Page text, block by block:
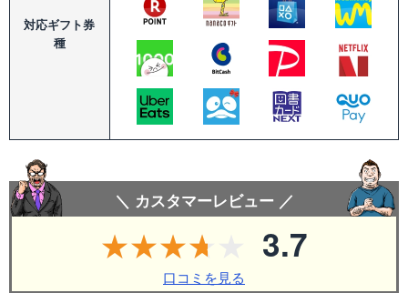
対応ギフト券
種
＼ カスタマーレビュー ／
3.7
口コミを見る